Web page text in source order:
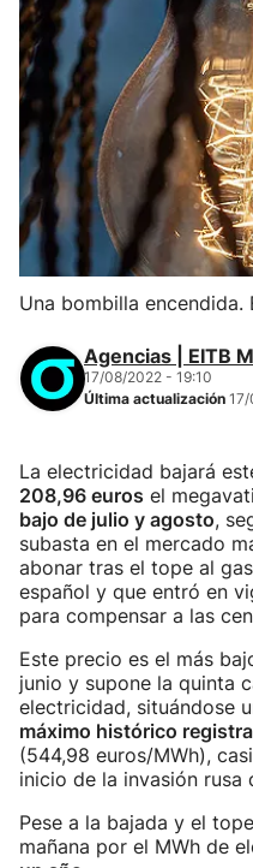
Una bombilla encendida.
Agencias | EITB
17/08/2022 - 19:10
Última actualización 17/
La electricidad bajará
208,96 euros el
bajo de julio y agosto,
subasta en el mercado
abonar tras el tope al
español y que entró en
para compensar a las
Este precio es el más
junio y supone la quinta
electricidad, situándose
máximo histórico
(544,98 euros/MWh),
inicio de la invasión rusa
Pese a la bajada y el
mañana por el MWh de